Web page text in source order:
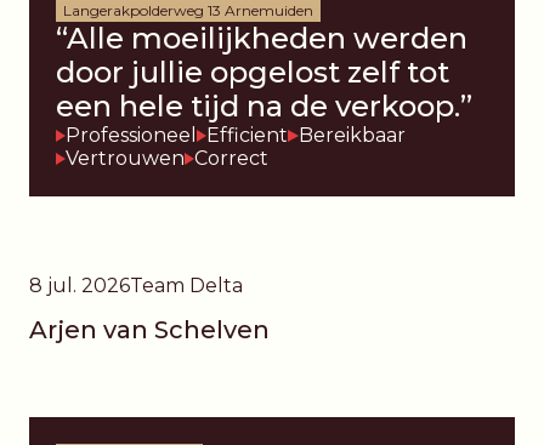
Langerakpolderweg 13 Arnemuiden
“Alle moeilijkheden werden
door jullie opgelost zelf tot
een hele tijd na de verkoop.”
Professioneel Efficient Bereikbaar
Vertrouwen Correct
8 jul. 2026Team Delta
Arjen van Schelven